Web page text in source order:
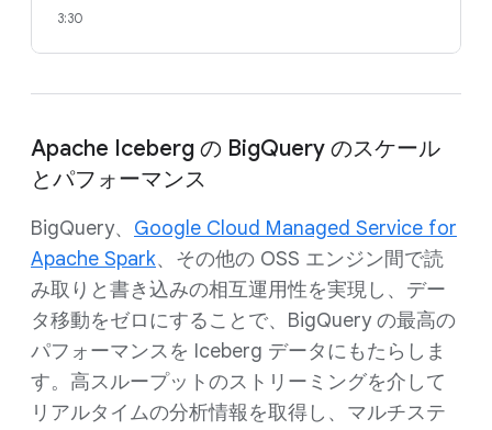
3:30
Apache Iceberg の BigQuery のスケール
とパフォーマンス
BigQuery、 Google Cloud Managed Service for
Apache Spark、その他の OSS エンジン間で読
み取りと書き込みの相互運用性を実現し、デー
タ移動をゼロにすることで、BigQuery の最高の
パフォーマンスを Iceberg データにもたらしま
す。高スループットのストリーミングを介して
リアルタイムの分析情報を取得し、マルチステ